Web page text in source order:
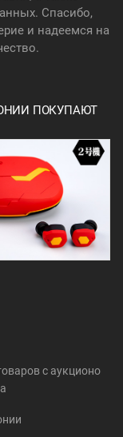
Спасибо,
и надеемся на
ПОКУПАЮТ
c аукционо